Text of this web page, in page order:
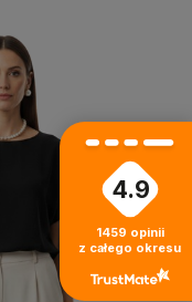
4.9
1459 opinii
z całego okresu